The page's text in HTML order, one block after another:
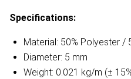
Specifications:
Material: 50% Polyester /
Diameter: 5 mm
Weight: 0.021 kg/m (±